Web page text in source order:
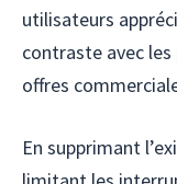
utilisateurs
contraste avec
offres
En supprimant